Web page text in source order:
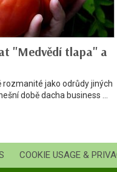
"Medvědí tlapa" a
rozmanité jako odrůdy jiných
době dacha business ...
COOKIE USAGE &